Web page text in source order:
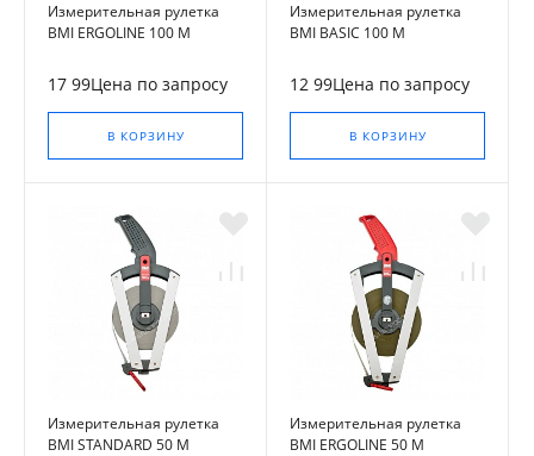
Измерительная рулетка
BMI ERGOLINE 100 M
17 99Цена по запросу
В КОРЗИНУ
Измерительная рулетка
BMI BASIC 100 M
12 99Цена по запросу
В КОРЗИНУ
Измерительная рулетка
BMI STANDARD 50 M
Измерительная рулетка
BMI ERGOLINE 50 M